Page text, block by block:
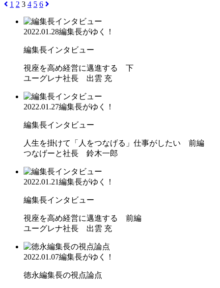
1 2 3 4 5 6
2022.01.28編集長がゆく！
編集長インタビュー
視座を高め経営に邁進する 下
ユーグレナ社長 出雲 充
2022.01.27編集長がゆく！
編集長インタビュー
人生を掛けて「人をつなげる」仕事がしたい 前編
つなげーと社長 鈴木一郎
2022.01.21編集長がゆく！
編集長インタビュー
視座を高め経営に邁進する 前編
ユーグレナ社長 出雲 充
2022.01.07編集長がゆく！
徳永編集長の視点論点